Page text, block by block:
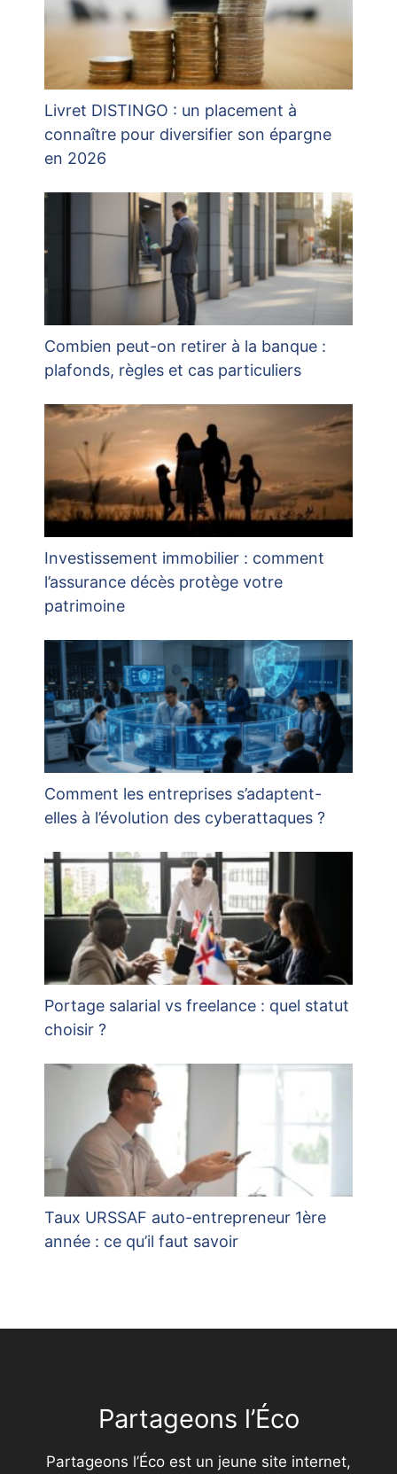
Livret DISTINGO : un placement à
connaître pour diversifier son épargne
en 2026
Combien peut-on retirer à la banque :
plafonds, règles et cas particuliers
Investissement immobilier : comment
l’assurance décès protège votre
patrimoine
Comment les entreprises s’adaptent-
elles à l’évolution des cyberattaques ?
Portage salarial vs freelance : quel statut
choisir ?
Taux URSSAF auto-entrepreneur 1ère
année : ce qu’il faut savoir
Partageons l’Éco
Partageons l’Éco est un jeune site internet,